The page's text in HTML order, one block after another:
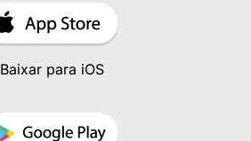
Baixar para iOS